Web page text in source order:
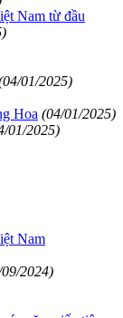
Nam từ đầu
01/2025)
Hoa (04/01/2025)
01/2025)
Nam
2024)